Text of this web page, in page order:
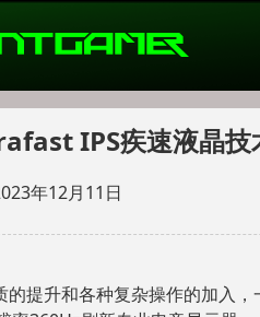
IPS疾速液晶技
年12月11日
的提升和各种复杂操作的加入